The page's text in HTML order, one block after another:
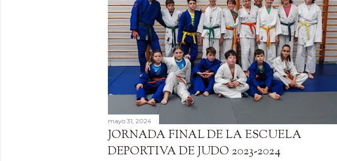
a
d
a
s
mayo 31, 2024
JORNADA FINAL DE LA ESCUELA
DEPORTIVA DE JUDO 2023-2024